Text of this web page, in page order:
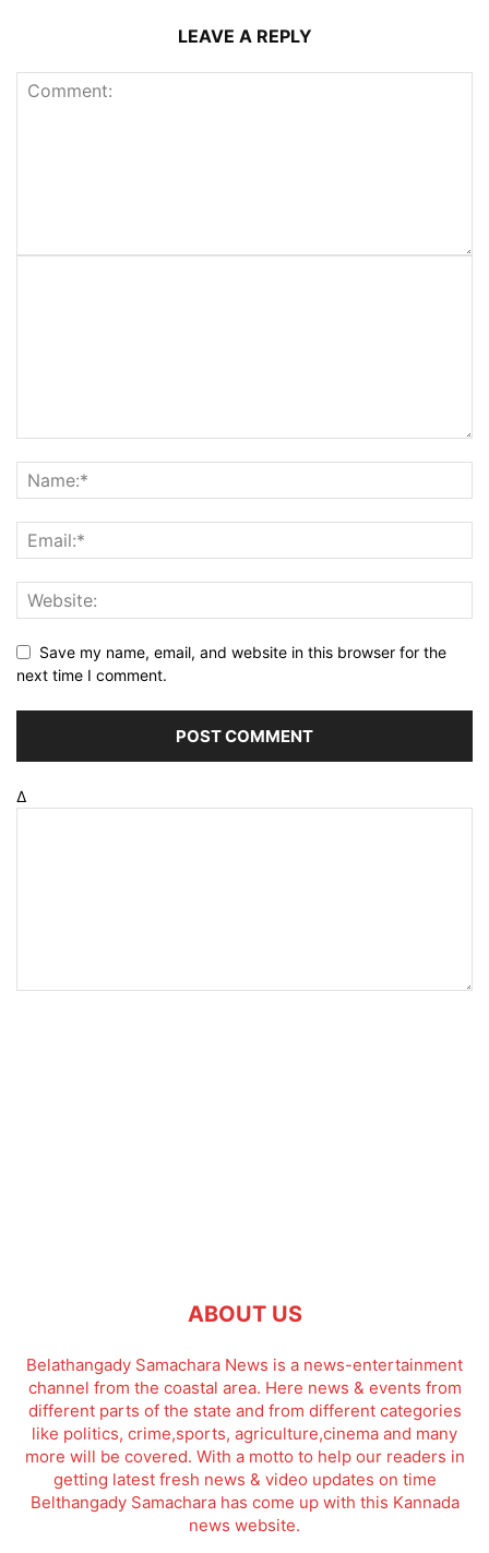
LEAVE A REPLY
Save my name, email, and website in this browser for the
next time I comment.
Δ
ABOUT US
Belathangady Samachara News is a news-entertainment
channel from the coastal area. Here news & events from
different parts of the state and from different categories
like politics, crime,sports, agriculture,cinema and many
more will be covered. With a motto to help our readers in
getting latest fresh news & video updates on time
Belthangady Samachara has come up with this Kannada
news website.